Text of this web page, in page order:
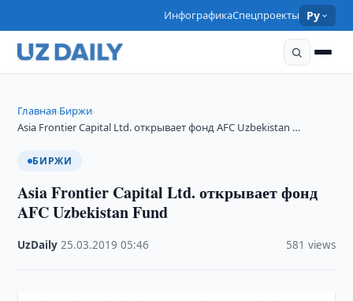
ИнфографикаСпецпроекты Ру
Главная›Биржи›
Asia Frontier Capital Ltd. открывает фонд AFC Uzbekistan …
БИРЖИ
Asia Frontier Capital Ltd. открывает фонд
AFC Uzbekistan Fund
UzDaily ·25.03.2019 ·05:46 581 views